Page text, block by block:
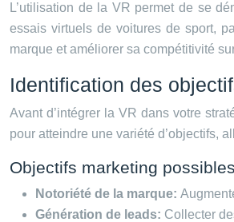
L’utilisation de la VR permet de se
essais virtuels de voitures de sport,
marque et améliorer sa compétitivité
Identification des
Avant d’intégrer la VR dans votre
pour atteindre une variété d’objectifs,
Objectifs marketing
Notoriété de la marque:
Génération de leads: Collecter